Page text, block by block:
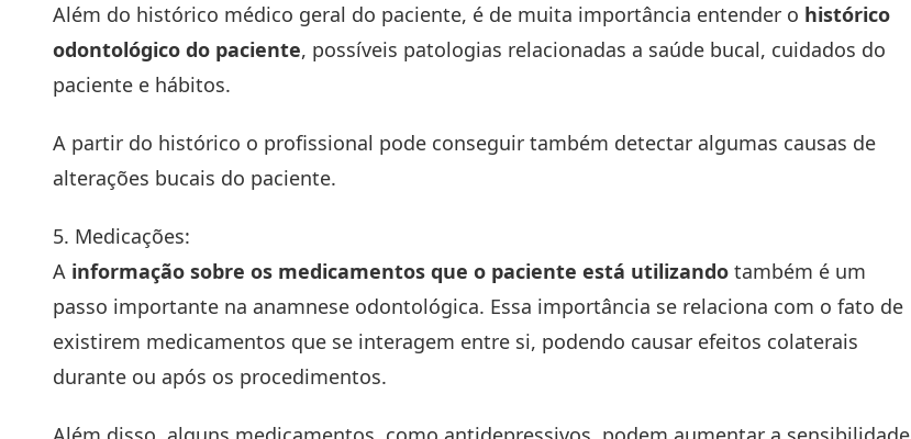
Além do histórico médico geral do paciente, é de muita importância entender o histórico
odontológico do paciente, possíveis patologias relacionadas a saúde bucal, cuidados do
paciente e hábitos.
A partir do histórico o profissional pode conseguir também detectar algumas causas de
alterações bucais do paciente.
5. Medicações:
A informação sobre os medicamentos que o paciente está utilizando também é um
passo importante na anamnese odontológica. Essa importância se relaciona com o fato de
existirem medicamentos que se interagem entre si, podendo causar efeitos colaterais
durante ou após os procedimentos.